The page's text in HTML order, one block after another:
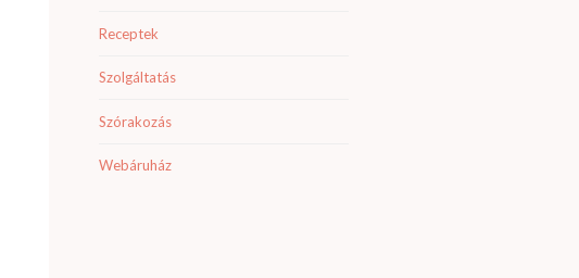
Receptek
Szolgáltatás
Szórakozás
Webáruház